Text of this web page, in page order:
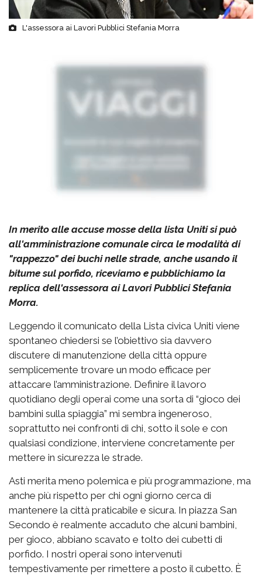
L'assessora ai Lavori Pubblici Stefania Morra
In merito alle accuse mosse della lista Uniti si può
all'amministrazione comunale circa le modalità di
"rappezzo" dei buchi nelle strade, anche usando il
bitume sul porfido, riceviamo e pubblichiamo la
replica dell'assessora ai Lavori Pubblici Stefania
Morra.
Leggendo il comunicato della Lista civica Uniti viene
spontaneo chiedersi se l’obiettivo sia davvero
discutere di manutenzione della città oppure
semplicemente trovare un modo efficace per
attaccare l’amministrazione. Definire il lavoro
quotidiano degli operai come una sorta di “gioco dei
bambini sulla spiaggia” mi sembra ingeneroso,
soprattutto nei confronti di chi, sotto il sole e con
qualsiasi condizione, interviene concretamente per
mettere in sicurezza le strade.
Asti merita meno polemica e più programmazione, ma
anche più rispetto per chi ogni giorno cerca di
mantenere la città praticabile e sicura. In piazza San
Secondo è realmente accaduto che alcuni bambini,
per gioco, abbiano scavato e tolto dei cubetti di
porfido. I nostri operai sono intervenuti
tempestivamente per rimettere a posto il cubetto. È